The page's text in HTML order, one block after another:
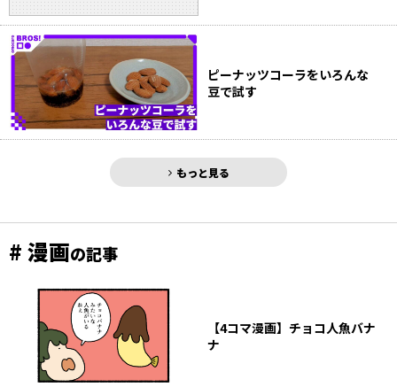
ピーナッツコーラをいろんな
豆で試す
もっと見る
# 漫画の記事
【4コマ漫画】チョコ人魚バナ
ナ